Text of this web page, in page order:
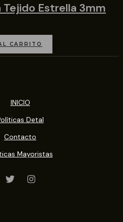
Tejido Estrella 3mm
CARRITO
INICIO
Detal
Contacto
Mayoristas